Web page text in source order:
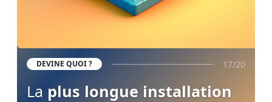
DEVINE QUOI ? 17/20
La plus longue installation